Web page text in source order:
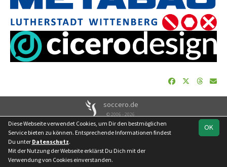
soccero.de
© 2006 - 2026
Besucherstatistik Geburtstage Impressum
DatenschutzOK
Diese Webseite verwendet Cookies, um Dir den bestmöglichen
Service bieten zu können. Entsprechende Informationen findest
Du unter Datenschutz.
Mit der Nutzung der Webseite erklärst Du Dich mit der
Verwendung von Cookies einverstanden.